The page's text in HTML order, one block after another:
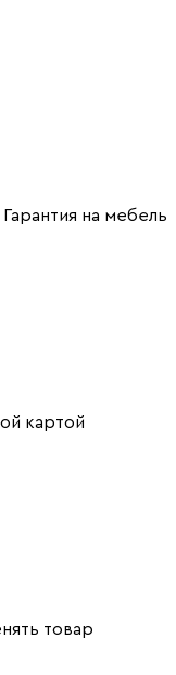
на мебель
картой
товар